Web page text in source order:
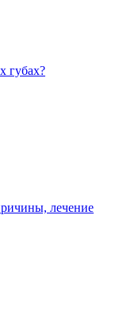
губах?
лечение